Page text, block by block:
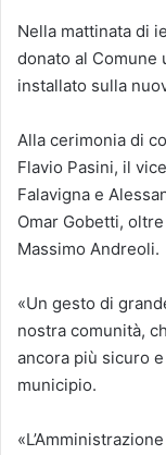
Nella mattinata di
donato al Comune
installato sulla
Alla cerimonia di
Flavio Pasini, il
Falavigna e
Omar Gobetti,
Massimo Andreoli.
«Un gesto di
nostra comunità,
ancora più sicuro
municipio.